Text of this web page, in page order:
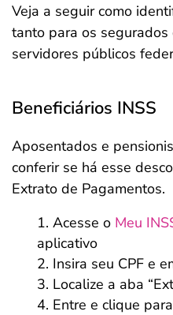
Veja a seguir como
tanto para os segurados
servidores públicos
Beneficiários INSS
Aposentados e
conferir se há esse
Extrato de Pagamentos.
Acesse o Meu
aplicativo
Insira seu CPF e
Localize a aba
Entre e clique